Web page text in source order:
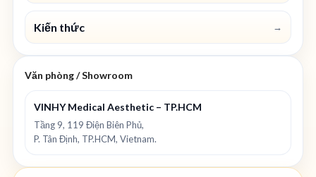
Kiến thức →
Văn phòng / Showroom
VINHY Medical Aesthetic – TP.HCM
Tầng 9, 119 Điện Biên Phủ,
P. Tân Định, TP.HCM, Vietnam.